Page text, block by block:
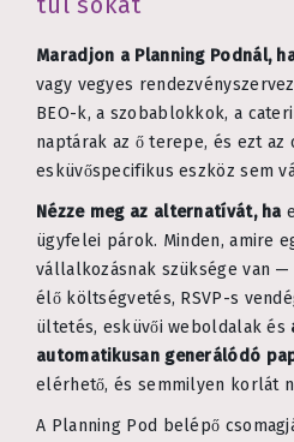
Maradjon a Planning Podnál,
vagy vegyes
BEO-k, a szobablokkok, a
naptárak az ő terepe, és ezt
esküvőspecifikus eszköz sem
Nézze meg az alternatívát, ha
ügyfelei párok. Minden, amire
vállalkozásnak szüksége van
élő költségvetés, RSVP-s
ültetés, esküvői weboldalak és
automatikusan generálódó
elérhető, és semmilyen korlát
A Planning Pod belépő